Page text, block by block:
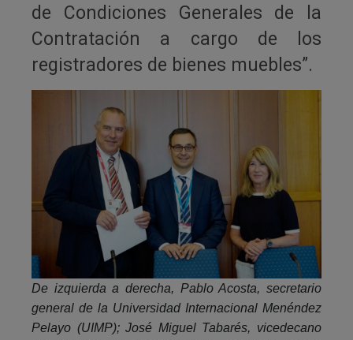
de Condiciones Generales de la
Contratación a cargo de los
registradores de bienes muebles”.
De izquierda a derecha, Pablo Acosta, secretario
general de la Universidad Internacional Menéndez
Pelayo (UIMP); José Miguel Tabarés, vicedecano